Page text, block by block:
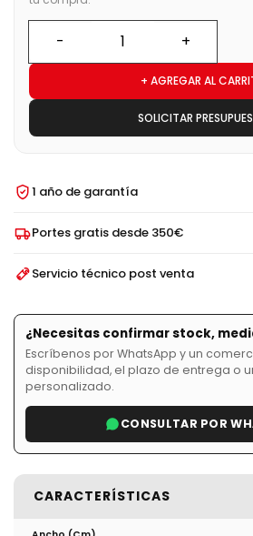
+ AGREGAR AL
SOLICITAR
1 año de garantía
Portes gratis desde 350€
Servicio técnico post venta
¿Necesitas confirmar stock,
Escríbenos por WhatsApp y un
disponibilidad, el plazo de entrega o
personalizado.
CONSULTAR POR
CARACTERÍSTICAS